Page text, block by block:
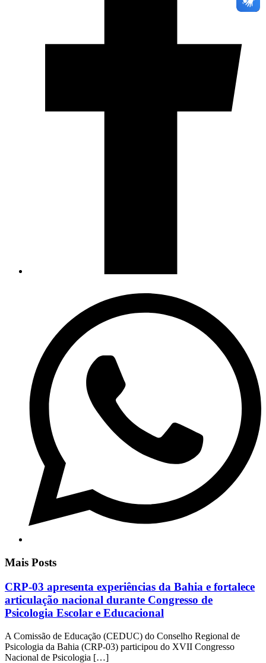
Mais Posts
CRP-03 apresenta experiências da Bahia e fortalece
articulação nacional durante Congresso de
Psicologia Escolar e Educacional
A Comissão de Educação (CEDUC) do Conselho Regional de
Psicologia da Bahia (CRP-03) participou do XVII Congresso
Nacional de Psicologia […]